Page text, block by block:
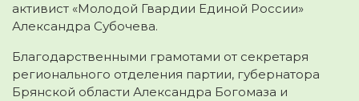
активист «Молодой Гвардии Единой России»
Александра Субочева.
Благодарственными грамотами от секретаря
регионального отделения партии, губернатора
Брянской области Александра Богомаза и